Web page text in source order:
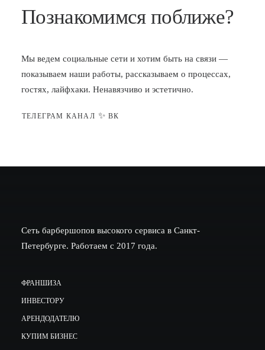
Познакомимся поближе?
Мы ведем социальные сети и хотим быть на связи —
показываем наши работы, рассказываем о процессах,
гостях, лайфхаки. Ненавязчиво и эстетично.
ТЕЛЕГРАМ КАНАЛ ✨ ВК
Сеть барбершопов высокого сервиса в Санкт-
Петербурге. Работаем с 2017 года.
ФРАНШИЗА
ИНВЕСТОРУ
АРЕНДОДАТЕЛЮ
КУПИМ БИЗНЕС